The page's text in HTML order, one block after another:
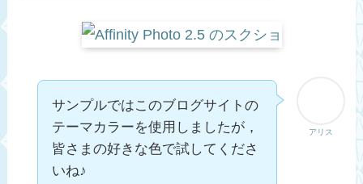
アリス
サンプルではこのブログサイトの
テーマカラーを使用しましたが，
皆さまの好きな色で試してくださ
いね♪